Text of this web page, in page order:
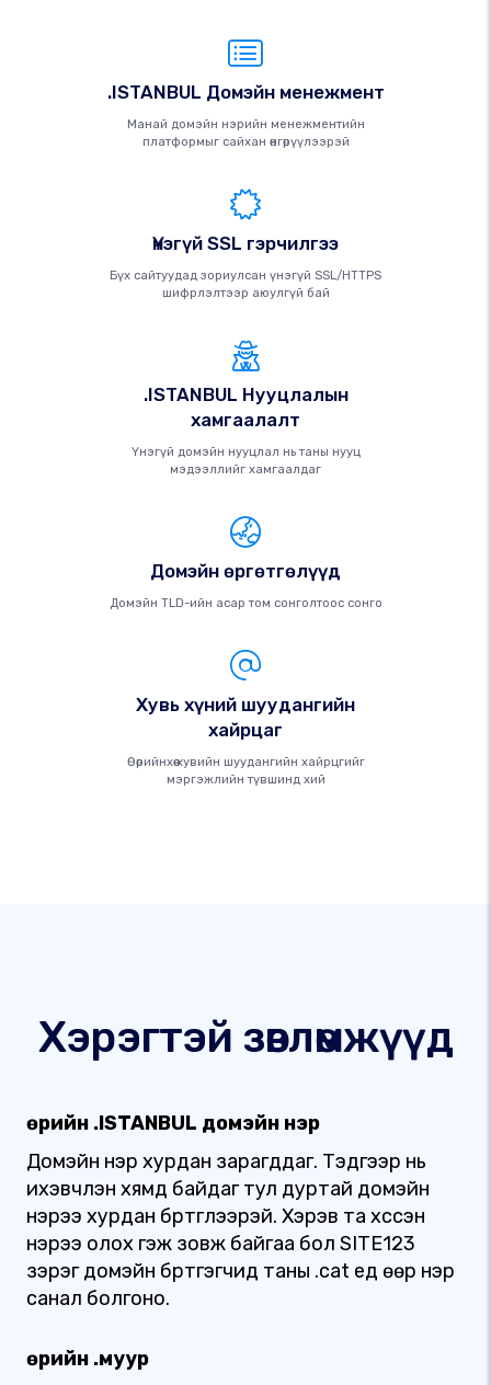
.ISTANBUL Домэйн менежмент
Манай домэйн нэрийн менежментийн
платформыг сайхан өнгөрүүлээрэй
Үнэгүй SSL гэрчилгээ
Бүх сайтуудад зориулсан үнэгүй SSL/HTTPS
шифрлэлтээр аюулгүй бай
.ISTANBUL Нууцлалын
хамгаалалт
Үнэгүй домэйн нууцлал нь таны нууц
мэдээллийг хамгаалдаг
Домэйн өргөтгөлүүд
Домэйн TLD-ийн асар том сонголтоос сонго
Хувь хүний ​​шуудангийн
хайрцаг
Өөрийнхөө хувийн шуудангийн хайрцгийг
мэргэжлийн түвшинд хий
Хэрэгтэй зөвлөмжүүд
Өөрийн .ISTANBUL домэйн нэр
Домэйн нэр хурдан зарагддаг. Тэдгээр нь
ихэвчлэн хямд байдаг тул дуртай домэйн
нэрээ хурдан бүртгүүлээрэй. Хэрэв та хүссэн
нэрээ олох гэж зовж байгаа бол SITE123
зэрэг домэйн бүртгэгчид таны .cat үед өөр нэр
санал болгоно.
Өөрийн .муур